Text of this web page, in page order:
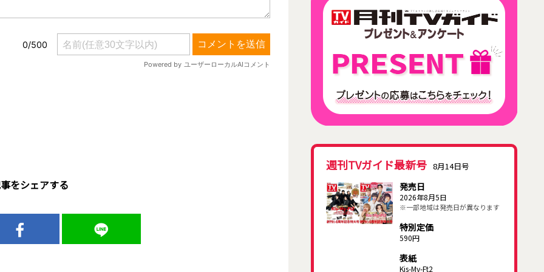
をシェアする
週刊TVガイド最新号 8月14日号
発売日
2026年8月5日
※一部地域は発売日が異なります
特別定価
590円
表紙
Kis-My-Ft2